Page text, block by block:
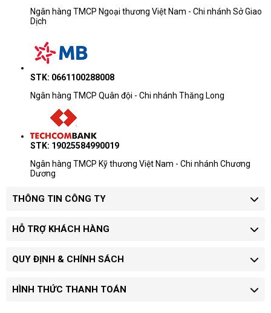
Ngân hàng TMCP Ngoại thương Việt Nam - Chi nhánh Sở Giao
Dịch
STK: 0661100288008
Ngân hàng TMCP Quân đội - Chi nhánh Thăng Long
STK: 19025584990019
Ngân hàng TMCP Kỹ thương Việt Nam - Chi nhánh Chương
Dương
THÔNG TIN CÔNG TY
HỖ TRỢ KHÁCH HÀNG
QUY ĐỊNH & CHÍNH SÁCH
HÌNH THỨC THANH TOÁN